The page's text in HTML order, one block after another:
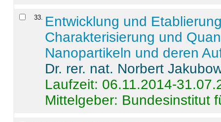
33. Entwicklung und
Charakterisierung und
Nanopartikeln und deren
Dr. rer. nat. Norbert
Laufzeit: 06.11.2014-
Mittelgeber: Bundesinstitut